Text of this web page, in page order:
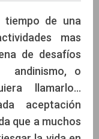
de una
mas
de desafíos
andinismo, o
llamarlo…
aceptación
que a muchos